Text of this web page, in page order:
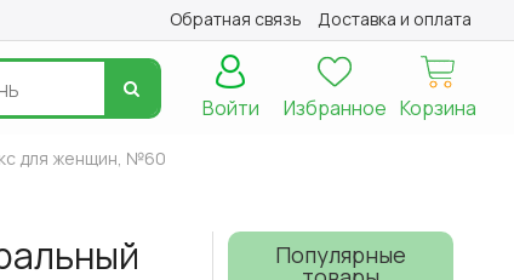
Обратная связь Доставка и оплата
Корзина
Избранное
Войти
для женщин, №60
Популярные